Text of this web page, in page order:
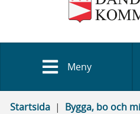
Meny
Startsida
Bygga, bo och